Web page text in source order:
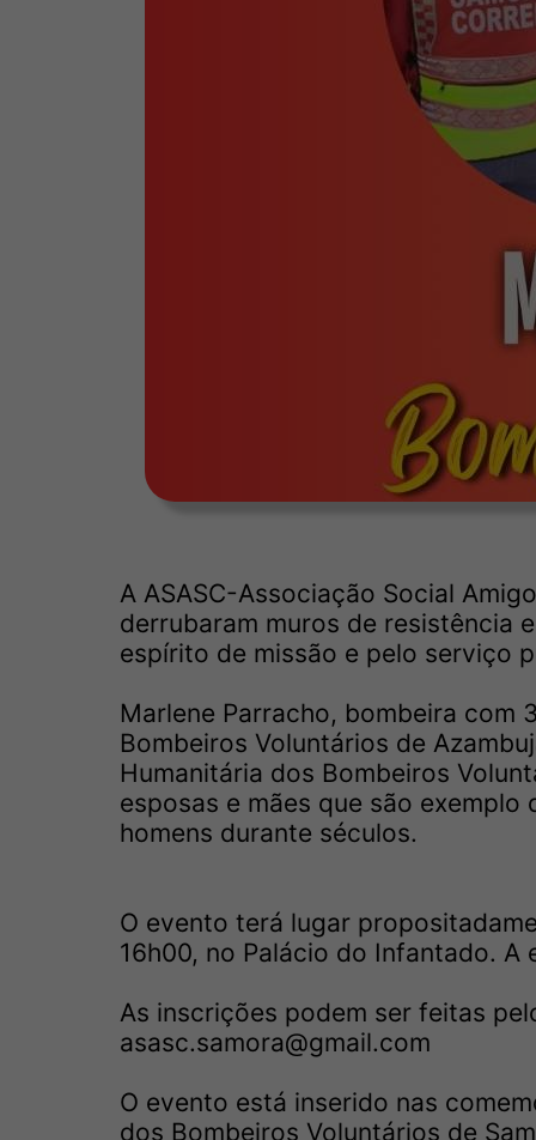
A ASASC-Associação Social
derrubaram muros de resistência
espírito de missão e pelo serviço
Marlene Parracho, bombeira com
Bombeiros Voluntários de
Humanitária dos Bombeiros
esposas e mães que são
homens durante séculos.
O evento terá lugar
16h00, no Palácio do Infantado. A
As inscrições podem ser feitas
asasc.samora@gmail.com
O evento está inserido nas
dos Bombeiros Voluntários de